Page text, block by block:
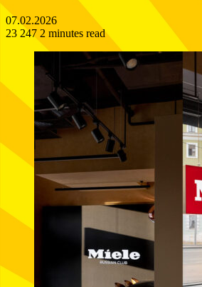
07.02.2026
23 247 2 minutes read